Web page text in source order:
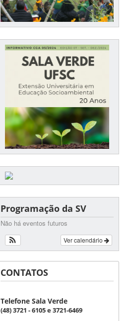
Programação da SV
Não há eventos futuros
Ver calendário
CONTATOS
Telefone Sala Verde
(48) 3721 - 6105 e 3721-6469